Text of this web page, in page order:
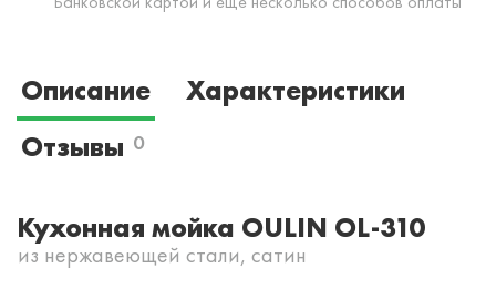
Описание
Характеристики
Отзывы 0
Кухонная мойка OULIN OL-310
из нержавеющей стали, сатин